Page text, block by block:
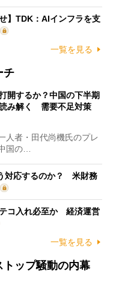
】TDK：AIインフラを支
一覧を見る
チ
開するか？中国の下半期
み解く 需要不足対策
人者・田代尚機氏のプレ
国の…
対応するのか？ 米財務
コ入れ必至か 経済運営
一覧を見る
トップ騒動の内幕